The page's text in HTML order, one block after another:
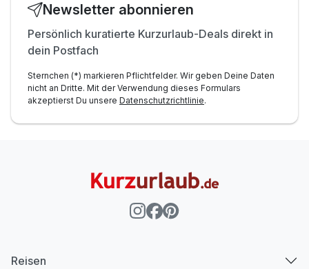
Newsletter abonnieren
Persönlich kuratierte Kurzurlaub-Deals direkt in
dein Postfach
Sternchen (*) markieren Pflichtfelder. Wir geben Deine Daten
nicht an Dritte. Mit der Verwendung dieses Formulars
akzeptierst Du unsere Datenschutzrichtlinie.
Reisen